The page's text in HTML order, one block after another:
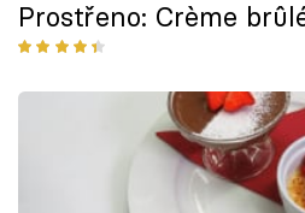
Prostřeno: Crème